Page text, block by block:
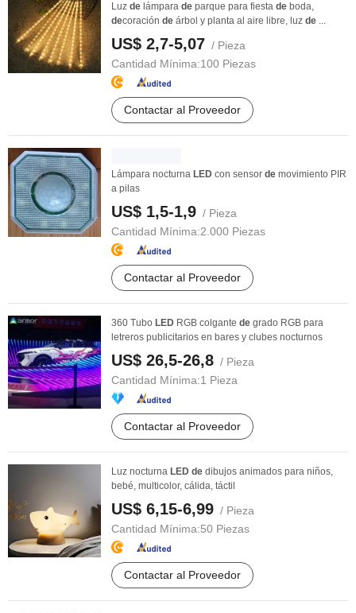
Luz de lámpara de parque para fiesta de boda,
decoración de árbol y planta al aire libre, luz de ...
US$ 2,7-5,07 / Pieza
Cantidad Mínima:100 Piezas
Contactar al Proveedor
Lámpara nocturna LED con sensor de movimiento PIR
a pilas
US$ 1,5-1,9 / Pieza
Cantidad Mínima:2.000 Piezas
Contactar al Proveedor
360 Tubo LED RGB colgante de grado RGB para
letreros publicitarios en bares y clubes nocturnos
US$ 26,5-26,8 / Pieza
Cantidad Mínima:1 Pieza
Contactar al Proveedor
Luz nocturna LED de dibujos animados para niños,
bebé, multicolor, cálida, táctil
US$ 6,15-6,99 / Pieza
Cantidad Mínima:50 Piezas
Contactar al Proveedor